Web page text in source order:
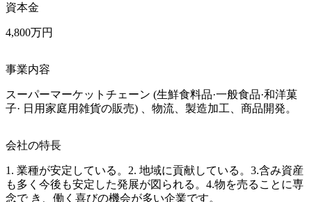
資本金
4,800万円
事業内容
スーパーマーケットチェーン (生鮮食料品·一般食品·和洋菓
子· 日用家庭用雑貨の販売) 、物流、製造加工、商品開発。
会社の特長
1. 業種が安定している。2. 地域に貢献している。3.含み資産
も多く今後も安定した発展が図られる。4.物を売ることに専
念で き、働く喜びの機会が多い企業です。